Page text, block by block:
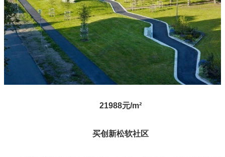
21988元/m²
买创新松软社区